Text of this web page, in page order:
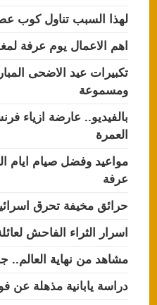
لهذا السبب تناول كوب
اهم الاعمال يوم عرفة
تكبيرات عيد الاضحى
ومسموعة
بالفيديو.. عارضة ازياء
العمرة
مواعيد وفضل صيام ايام
عرفة
حرائق مخيفة تحرق
اسرار الثراء الفاحش
مشاهد من نهاية العالم..
دراسة يابانية مذهلة عن